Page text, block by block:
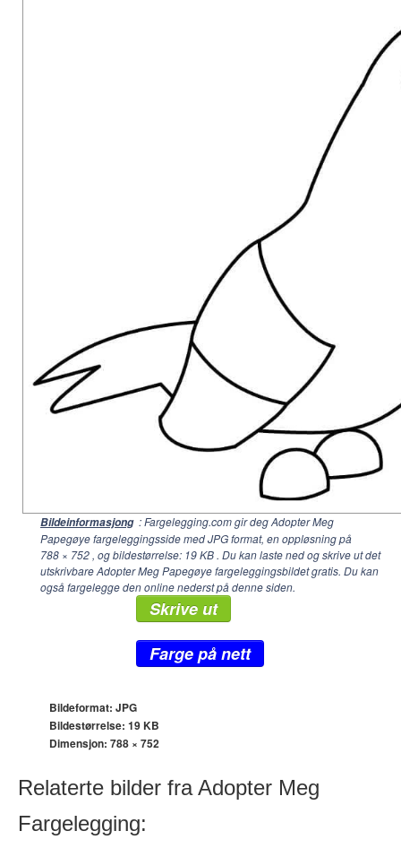
Bildeinformasjong : Fargelegging.com gir deg Adopter Meg
Papegøye fargeleggingsside med JPG format, en oppløsning på
788 × 752 , og bildestørrelse: 19 KB . Du kan laste ned og skrive ut det
utskrivbare Adopter Meg Papegøye fargeleggingsbildet gratis. Du kan
også fargelegge den online nederst på denne siden.
Skrive ut
Farge på nett
Bildeformat: JPG
Bildestørrelse: 19 KB
Dimensjon: 788 × 752
Relaterte bilder fra Adopter Meg
Fargelegging: